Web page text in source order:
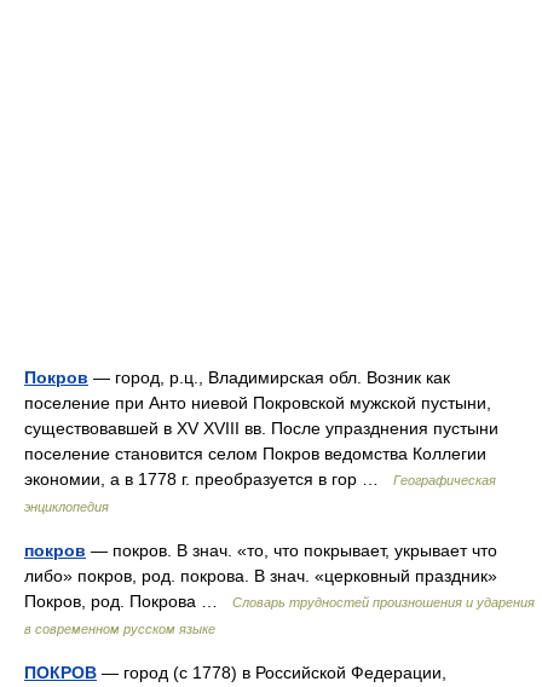
Покров — город, р.ц., Владимирская обл. Возник как
поселение при Анто ниевой Покровской мужской пустыни,
существовавшей в XV XVIII вв. После упразднения пустыни
поселение становится селом Покров ведомства Коллегии
экономии, а в 1778 г. преобразуется в гор …
Географическая
энциклопедия
покров — покров. В знач. «то, что покрывает, укрывает что
либо» покров, род. покрова. В знач. «церковный праздник»
Покров, род. Покрова …
Словарь трудностей произношения и ударения
в современном русском языке
ПОКРОВ — город (с 1778) в Российской Федерации,